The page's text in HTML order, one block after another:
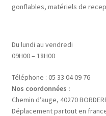
gonflables, matériels de
Du lundi au vendredi
09H00 – 18H00
Téléphone : 05 33 04 09 76
Nos coordonnées :
Chemin d’auge, 40270
Déplacement partout en